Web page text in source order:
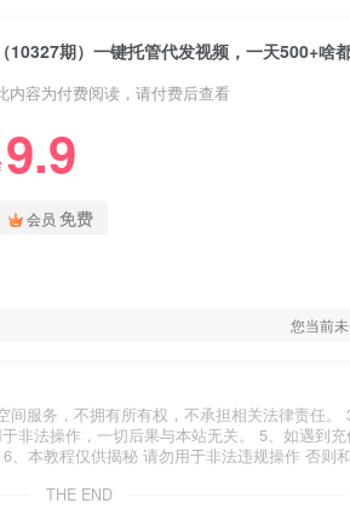
内容为付费阅读，请付费后查看
9.9
会员 免费
您当前
服务，不拥有所有权，不承担相关法律责任
非法操作，一切后果与本站无关。 5、如遇到
本教程仅供揭秘 请勿用于非法违规操作 否则
THE END